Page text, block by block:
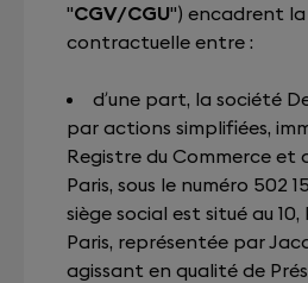
"CGV/CGU") encadrent
contractuelle entre :
d’une part, la société
par actions simplifiées,
Registre du Commerce et
Paris, sous le numéro 502
siège social est situé au
Paris, représentée par
agissant en qualité de